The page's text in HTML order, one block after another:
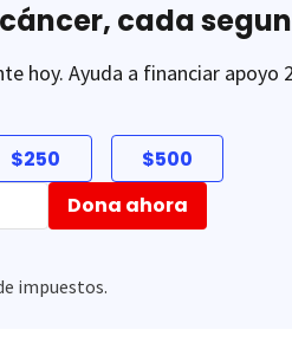
cada
hoy. Ayuda a financiar
$250 $500
Dona ahora
impuestos.